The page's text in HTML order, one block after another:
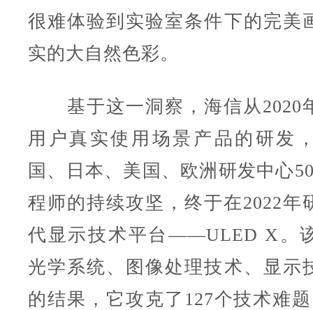
很难体验到实验室条件下的完美
实的大自然色彩。
基于这一洞察，海信从2020
用户真实使用场景产品的研发
国、日本、美国、欧洲研发中心
程师的持续攻坚，终于在2022年
代显示技术平台——ULED X。
光学系统、图像处理技术、显示
的结果，它攻克了127个技术难